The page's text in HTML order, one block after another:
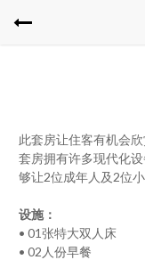
此套房让住客有机会
套房拥有许多现代化
够让2位成年人及2位
设施：
• 01张特大双人床
• 02人份早餐